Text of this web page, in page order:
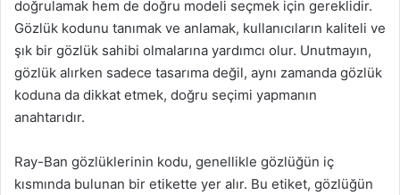
doğrulamak hem de doğru modeli seçmek için gereklidir.
Gözlük kodunu tanımak ve anlamak, kullanıcıların kaliteli ve
şık bir gözlük sahibi olmalarına yardımcı olur. Unutmayın,
gözlük alırken sadece tasarıma değil, aynı zamanda gözlük
koduna da dikkat etmek, doğru seçimi yapmanın
anahtarıdır.
Ray-Ban gözlüklerinin kodu, genellikle gözlüğün iç
kısmında bulunan bir etikette yer alır. Bu etiket, gözlüğün